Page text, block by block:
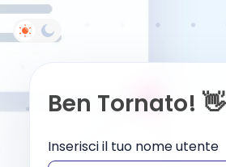
Ben Tornato! 👋
Inserisci il tuo nome utente